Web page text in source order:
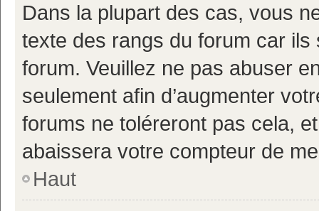
Dans la plupart des cas, vous
texte des rangs du forum car ils
forum. Veuillez ne pas abuser
seulement afin d’augmenter
forums ne toléreront pas cela,
abaissera votre compteur de
Haut